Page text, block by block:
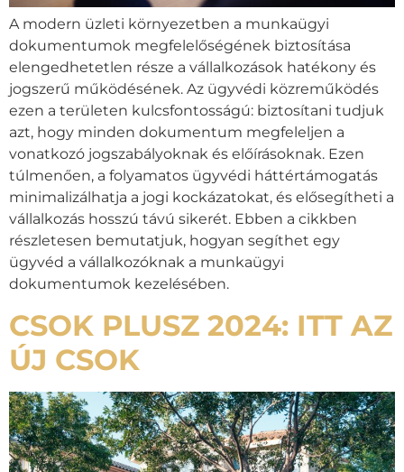
A modern üzleti környezetben a munkaügyi
dokumentumok megfelelőségének biztosítása
elengedhetetlen része a vállalkozások hatékony és
jogszerű működésének. Az ügyvédi közreműködés
ezen a területen kulcsfontosságú: biztosítani tudjuk
azt, hogy minden dokumentum megfeleljen a
vonatkozó jogszabályoknak és előírásoknak. Ezen
túlmenően, a folyamatos ügyvédi háttértámogatás
minimalizálhatja a jogi kockázatokat, és elősegítheti a
vállalkozás hosszú távú sikerét. Ebben a cikkben
részletesen bemutatjuk, hogyan segíthet egy
ügyvéd a vállalkozóknak a munkaügyi
dokumentumok kezelésében.
CSOK PLUSZ 2024: ITT AZ
ÚJ CSOK